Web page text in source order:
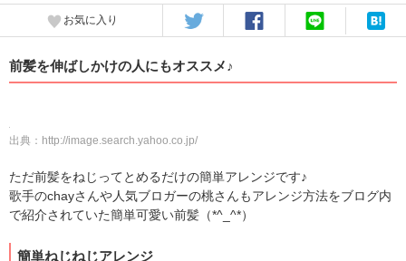
お気に入り
前髪を伸ばしかけの人にもオススメ♪
出典： http://image.search.yahoo.co.jp/
ただ前髪をねじってとめるだけの簡単アレンジです♪
歌手のchayさんや人気ブロガーの桃さんもアレンジ方法をブログ内
で紹介されていた簡単可愛い前髪（*^_^*）
簡単ねじねじアレンジ